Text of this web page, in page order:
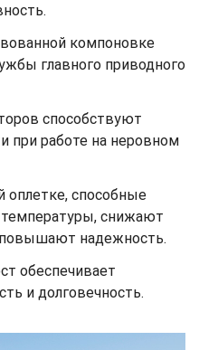
компоновке
главного приводного
способствуют
работе на неровном
оплетке, способные
снижают
повышают надежность.
обеспечивает
и долговечность.